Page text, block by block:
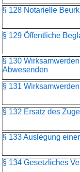
§ 128 Notarielle
§ 129 Öffentliche
§ 130
Abwesenden
§ 131
§ 132 Ersatz des
§ 133 Auslegung
§ 134 Gesetzliches